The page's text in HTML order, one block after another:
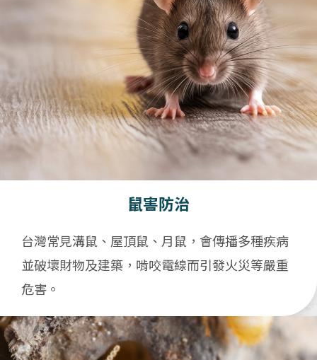
鼠害防治
台灣常見溝鼠、屋頂鼠、月鼠，會傳播多種疾病
並破壞財物及建築，啃咬電線而引發火災等嚴重
危害。